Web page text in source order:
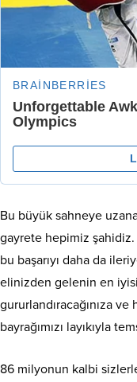
Bu büyük sahneye
gayrete hepimiz
bu başarıyı daha da
elinizden gelenin en
gururlandıracağınıza ve
bayrağımızı layıkıyla
86 milyonun kalbi